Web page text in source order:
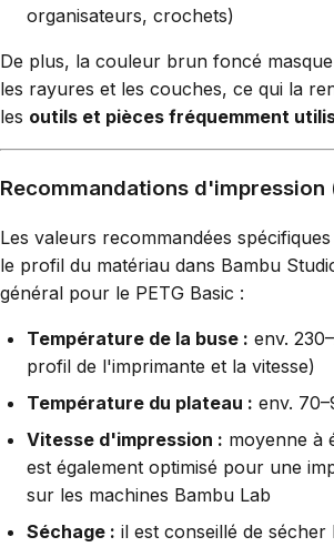
organisateurs, crochets)
De plus, la couleur brun foncé
les rayures et les couches, ce qui la
les outils et pièces fréquemment
Recommandations d'impression
Les valeurs recommandées
le profil du matériau dans Bambu
général pour le PETG Basic :
Température de la buse : env.
profil de l'imprimante et la vitesse)
Température du plateau : env.
Vitesse d'impression : moyenne à
est également optimisé pour une
sur les machines Bambu Lab
Séchage : il est conseillé de